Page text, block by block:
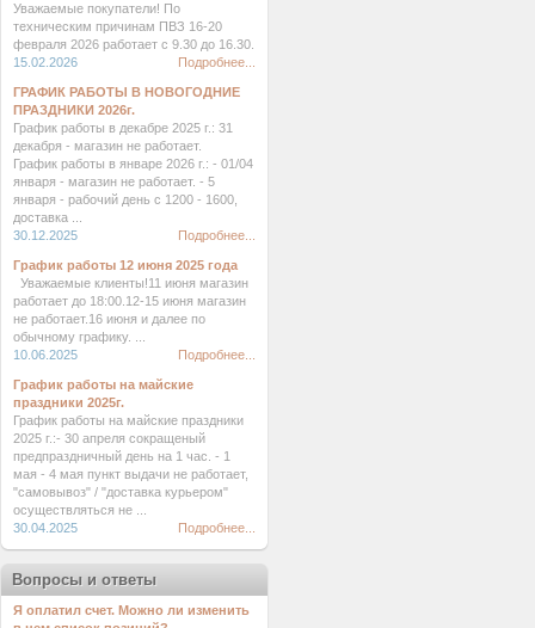
Уважаемые покупатели! По
техническим причинам ПВЗ 16-20
февраля 2026 работает с 9.30 до 16.30.
15.02.2026
Подробнее...
ГРАФИК РАБОТЫ В НОВОГОДНИЕ
ПРАЗДНИКИ 2026г.
График работы в декабре 2025 г.: 31
декабря - магазин не работает.
График работы в январе 2026 г.: - 01/04
января - магазин не работает. - 5
января - рабочий день с 1200 - 1600,
доставка ...
30.12.2025
Подробнее...
График работы 12 июня 2025 года
Уважаемые клиенты!11 июня магазин
работает до 18:00.12-15 июня магазин
не работает.16 июня и далее по
обычному графику. ...
10.06.2025
Подробнее...
График работы на майские
праздники 2025г.
График работы на майские праздники
2025 г.:- 30 апреля сокращеный
предпраздничный день на 1 час. - 1
мая - 4 мая пункт выдачи не работает,
"самовывоз" / "доставка курьером"
осуществляться не ...
30.04.2025
Подробнее...
Вопросы и ответы
Я оплатил счет. Можно ли изменить